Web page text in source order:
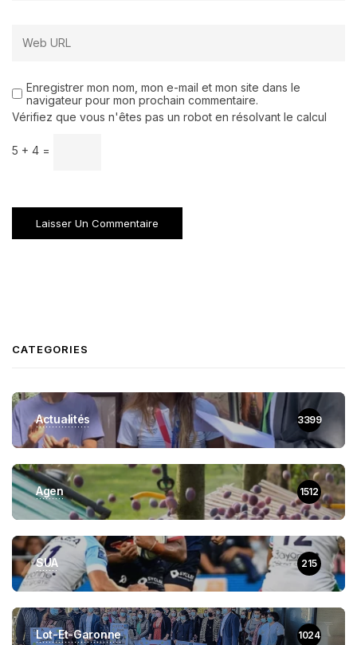
Enregistrer mon nom, mon e-mail et mon site dans le
navigateur pour mon prochain commentaire.
Vérifiez que vous n'êtes pas un robot en résolvant le calcul
5 + 4 =
CATEGORIES
Actualités 3399
Agen 1512
SUA 215
Lot-Et-Garonne 1024